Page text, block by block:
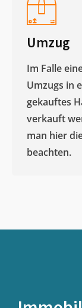
Umzug
Im Falle
Umzugs in
gekauftes
verkauft
man hier
beachten.